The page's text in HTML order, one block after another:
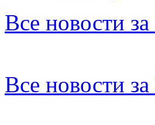
Все новости
Все новости